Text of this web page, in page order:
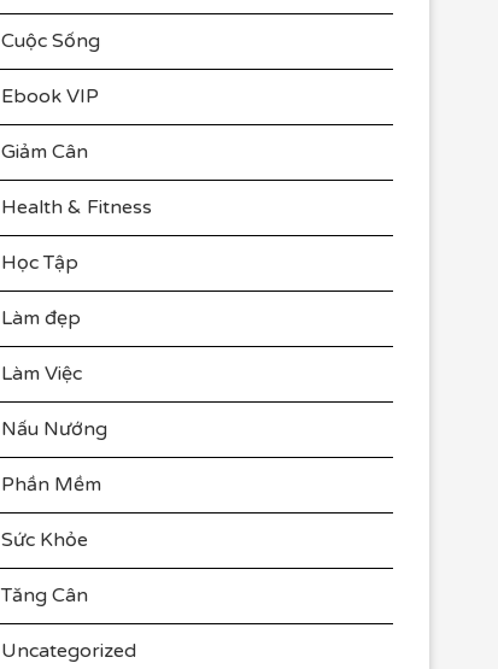
Cuộc Sống
Ebook VIP
Giảm Cân
Health & Fitness
Học Tập
Làm đẹp
Làm Việc
Nấu Nướng
Phần Mềm
Sức Khỏe
Tăng Cân
Uncategorized